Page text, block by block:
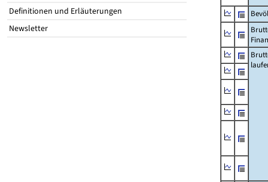
Definitionen und Erläuterungen
Newsletter